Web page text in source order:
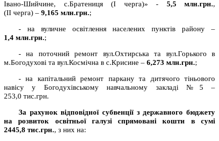
Івано-Шийчине, с.Братениця (І черга)» - 5,5 млн.грн.,
(ІІ черга) – 9,165 млн.грн.;
- на вуличне освітлення населених пунктів району –
1,4 млн.грн.;
- на поточний ремонт вул.Охтирська та вул.Горького в
м.Богодухові та вул.Космічна в с.Крисине – 6,273 млн.грн.;
- на капітальний ремонт паркану та дитячого тіньового
навісу у Богодухівському навчальному закладі №5 –
253,0 тис.грн.
За рахунок відповідної субвенції з державного бюджету
на розвиток освітньої галузі спрямовані кошти в сумі
2445,8 тис.грн., з них на: